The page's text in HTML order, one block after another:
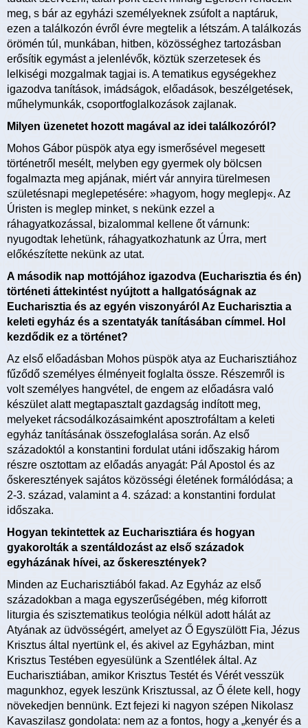
meg, s bár az egyházi személyeknek zsúfolt a naptáruk,
ezen a találkozón évről évre megtelik a létszám. A találkozás
örömén túl, munkában, hitben, közösséghez tartozásban
erősítik egymást a jelenlévők, köztük szerzetesek és
lelkiségi mozgalmak tagjai is. A tematikus egységekhez
igazodva tanítások, imádságok, előadások, beszélgetések,
műhelymunkák, csoportfoglalkozások zajlanak.
Milyen üzenetet hozott magával az idei találkozóról?
Mohos Gábor püspök atya egy ismerősével megesett
történetről mesélt, melyben egy gyermek oly bölcsen
fogalmazta meg apjának, miért vár annyira türelmesen
születésnapi meglepetésére: »hagyom, hogy meglepj«. Az
Úristen is meglep minket, s nekünk ezzel a
ráhagyatkozással, bizalommal kellene őt várnunk:
nyugodtak lehetünk, ráhagyatkozhatunk az Úrra, mert
előkészítette nekünk az utat.
A második nap mottójához igazodva (Eucharisztia és én)
történeti áttekintést nyújtott a hallgatóságnak az
Eucharisztia és az egyén viszonyáról Az Eucharisztia a
keleti egyház és a szentatyák tanításában címmel. Hol
kezdődik ez a történet?
Az első előadásban Mohos püspök atya az Eucharisztiához
fűződő személyes élményeit foglalta össze. Részemről is
volt személyes hangvétel, de engem az előadásra való
készület alatt megtapasztalt gazdagság indított meg,
melyeket rácsodálkozásaimként aposztrofáltam a keleti
egyház tanításának összefoglalása során. Az első
századoktól a konstantini fordulat utáni időszakig három
részre osztottam az előadás anyagát: Pál Apostol és az
őskeresztények sajátos közösségi életének formálódása; a
2-3. század, valamint a 4. század: a konstantini fordulat
időszaka.
Hogyan tekintettek az Eucharisztiára és hogyan
gyakorolták a szentáldozást az első századok
egyházának hívei, az őskeresztények?
Minden az Eucharisztiából fakad. Az Egyház az első
századokban a maga egyszerűségében, még kiforrott
liturgia és szisztematikus teológia nélkül adott hálát az
Atyának az üdvösségért, amelyet az Ő Egyszülött Fia, Jézus
Krisztus által nyertünk el, és akivel az Egyházban, mint
Krisztus Testében egyesülünk a Szentlélek által. Az
Eucharisztiában, amikor Krisztus Testét és Vérét vesszük
magunkhoz, egyek leszünk Krisztussal, az Ő élete kell, hogy
növekedjen bennünk. Ezt fejezi ki nagyon szépen Nikolasz
Kavaszilasz gondolata: nem az a fontos, hogy a „kenyér és a